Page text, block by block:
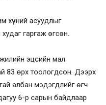
хүчний асуудлыг
гаргаж өгсөн.
эцсийн мал
83 өрх тоологдсон. Дээрх
албан мэдэгдлийг өгч
6-р сарын байдлаар